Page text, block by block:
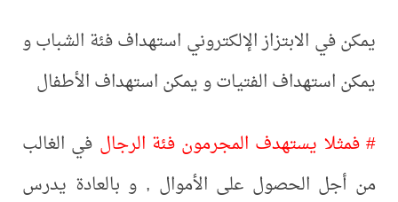
يمكن في الابتزاز الإلكتروني استهداف فئة الشباب و
يمكن استهداف الفتيات و يمكن استهداف الأطفال
# فمثلا يستهدف المجرمون فئة الرجال في الغالب
من أجل الحصول على الأموال , و بالعادة يدرس